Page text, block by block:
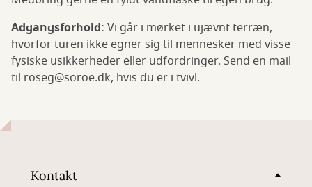
Adgangsforhold: Vi går i mørket i ujævnt terræn,
hvorfor turen ikke egner sig til mennesker med visse
fysiske usikkerheder eller udfordringer. Send en mail
til roseg@soroe.dk, hvis du er i tvivl.
Kontakt